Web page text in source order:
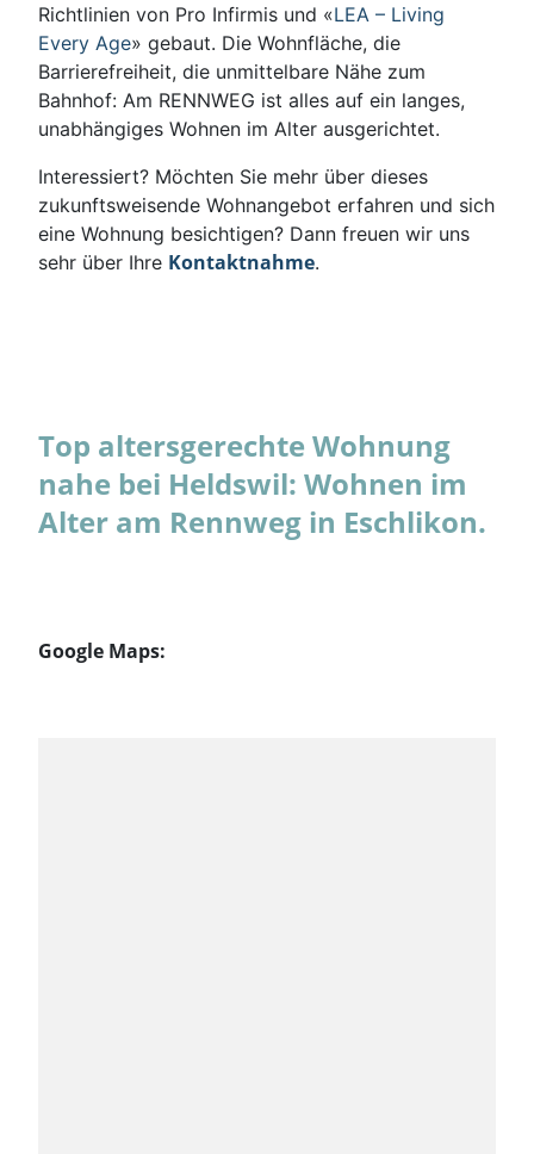
Richtlinien von Pro Infirmis und «LEA – Living
Every Age» gebaut. Die Wohnfläche, die
Barrierefreiheit, die unmittelbare Nähe zum
Bahnhof: Am RENNWEG ist alles auf ein langes,
unabhängiges Wohnen im Alter ausgerichtet.
Interessiert? Möchten Sie mehr über dieses
zukunftsweisende Wohnangebot erfahren und sich
eine Wohnung besichtigen? Dann freuen wir uns
sehr über Ihre Kontaktnahme.
Top altersgerechte Wohnung
nahe bei Heldswil: Wohnen im
Alter am Rennweg in Eschlikon.
Google Maps: